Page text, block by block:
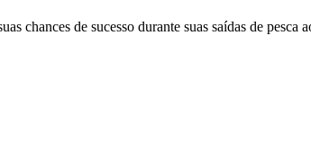
chances de sucesso durante suas saídas de